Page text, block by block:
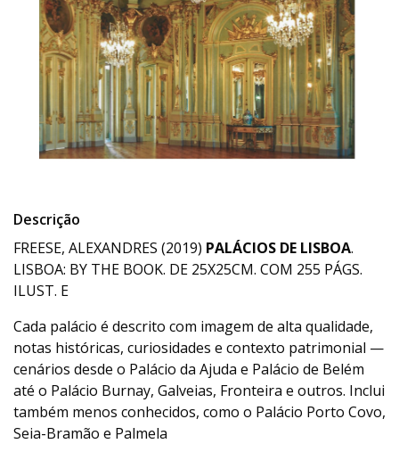
Descrição
FREESE, ALEXANDRES (2019) PALÁCIOS DE LISBOA.
LISBOA: BY THE BOOK. DE 25X25CM. COM 255 PÁGS.
ILUST. E
Cada palácio é descrito com imagem de alta qualidade,
notas históricas, curiosidades e contexto patrimonial —
cenários desde o Palácio da Ajuda e Palácio de Belém
até o Palácio Burnay, Galveias, Fronteira e outros. Inclui
também menos conhecidos, como o Palácio Porto Covo,
Seia-Bramão e Palmela